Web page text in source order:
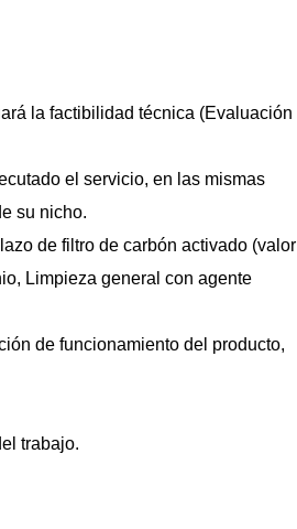
la factibilidad técnica (Evaluación
el servicio, en las mismas
su nicho.
de filtro de carbón activado (valor
Limpieza general con agente
de funcionamiento del producto,
trabajo.